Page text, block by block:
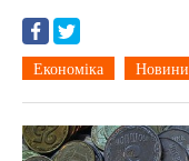
Економіка Новини